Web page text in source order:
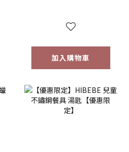
加入購物車